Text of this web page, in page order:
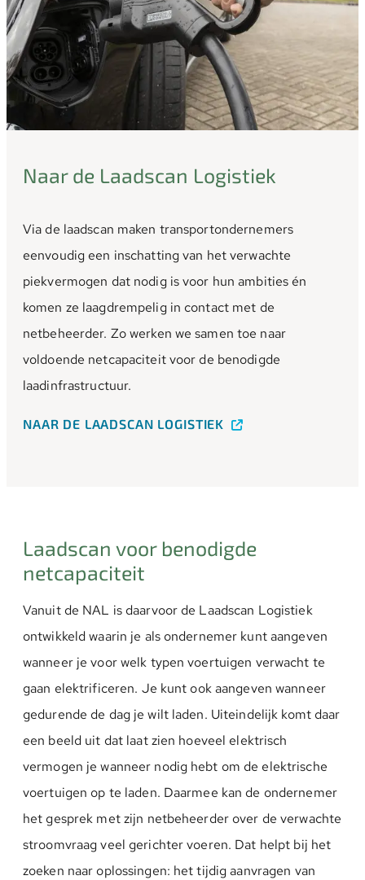
Naar de Laadscan Logistiek
Via de laadscan maken transportondernemers
eenvoudig een inschatting van het verwachte
piekvermogen dat nodig is voor hun ambities én
komen ze laagdrempelig in contact met de
netbeheerder. Zo werken we samen toe naar
voldoende netcapaciteit voor de benodigde
laadinfrastructuur.
NAAR DE LAADSCAN LOGISTIEK
Laadscan voor benodigde
netcapaciteit
Vanuit de NAL is daarvoor de Laadscan Logistiek
ontwikkeld waarin je als ondernemer kunt aangeven
wanneer je voor welk typen voertuigen verwacht te
gaan elektrificeren. Je kunt ook aangeven wanneer
gedurende de dag je wilt laden. Uiteindelijk komt daar
een beeld uit dat laat zien hoeveel elektrisch
vermogen je wanneer nodig hebt om de elektrische
voertuigen op te laden. Daarmee kan de ondernemer
het gesprek met zijn netbeheerder over de verwachte
stroomvraag veel gerichter voeren. Dat helpt bij het
zoeken naar oplossingen: het tijdig aanvragen van